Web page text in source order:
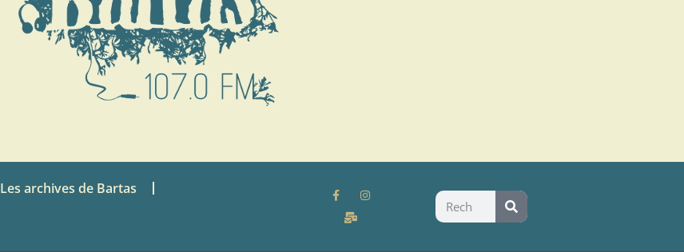
Les archives de Bartas